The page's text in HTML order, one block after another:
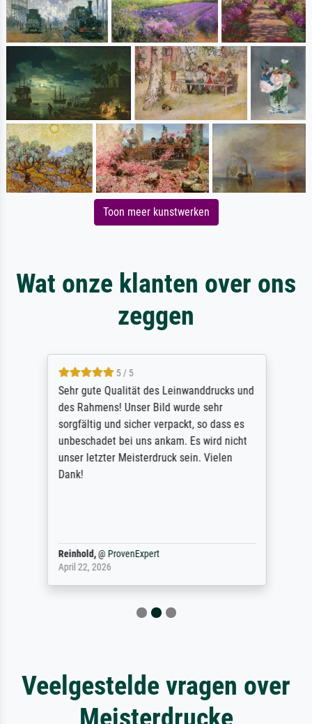
Toon meer kunstwerken
Wat onze klanten over ons
zeggen
5 / 5
Sehr gute Qualität des Leinwanddrucks und
des Rahmens! Unser Bild wurde sehr
sorgfältig und sicher verpackt, so dass es
unbeschadet bei uns ankam. Es wird nicht
unser letzter Meisterdruck sein. Vielen
Dank!
Reinhold,@ ProvenExpert
April 22, 2026
Veelgestelde vragen over
Meisterdrucke